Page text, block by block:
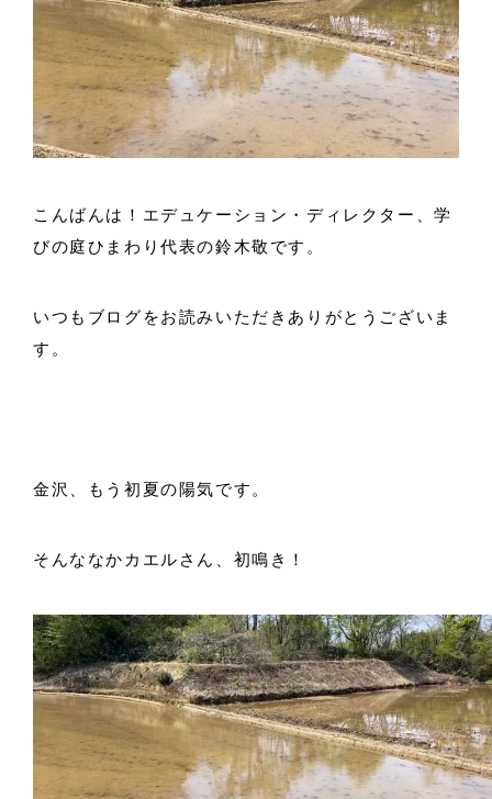
こんばんは！エデュケーション・ディレクター、学
びの庭ひまわり代表の鈴木敬です。
いつもブログをお読みいただきありがとうございま
す。
金沢、もう初夏の陽気です。
そんななかカエルさん、初鳴き！